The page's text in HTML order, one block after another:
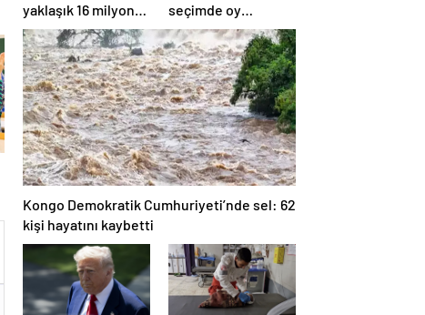
yaklaşık 16 milyon
kişi sağlık
desteğine ihtiyaç
duyuyor
seçimde oy
kullanma işlemi
başladı
Kongo Demokratik Cumhuriyeti’nde sel: 62
kişi hayatını kaybetti